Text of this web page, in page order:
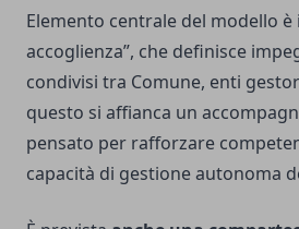
Elemento centrale del modello è
accoglienza”, che definisce
condivisi tra Comune, enti
questo si affianca un
pensato per rafforzare
capacità di gestione autonoma